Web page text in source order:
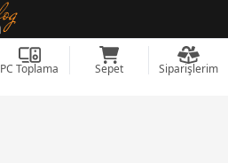
PC Toplama Sepet Siparişlerim